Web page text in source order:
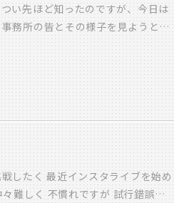
きるだけ期間は長くなってほしい
たいと思います
い先ほど知ったのですが、今日は
務所の皆とその様子を見ようと夜
思いiPhoneで撮影 うーん、これじ
てしまいます さて、どうしたも
なんとキレイな写真でしょう
は勿論この人 私のブログで度々
てもらいます、ありがとうW
したく 最近インスタライブを始め
難しく 不慣れですが 試行錯誤で